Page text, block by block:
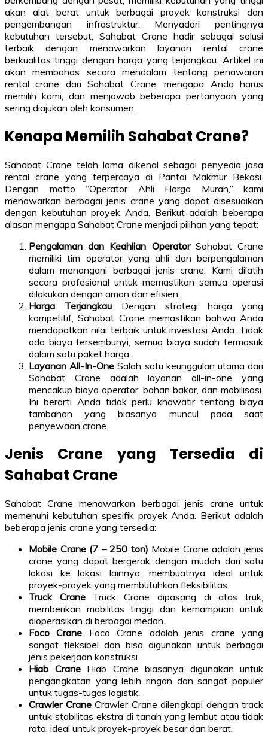
akan alat berat untuk berbagai proyek konstruksi dan
pengembangan infrastruktur. Menyadari pentingnya
kebutuhan tersebut, Sahabat Crane hadir sebagai solusi
terbaik dengan menawarkan layanan rental crane
berkualitas tinggi dengan harga yang terjangkau. Artikel ini
akan membahas secara mendalam tentang penawaran
rental crane dari Sahabat Crane, mengapa Anda harus
memilih kami, dan menjawab beberapa pertanyaan yang
sering diajukan oleh konsumen.
Kenapa Memilih Sahabat Crane?
Sahabat Crane telah lama dikenal sebagai penyedia jasa
rental crane yang terpercaya di Pantai Makmur Bekasi.
Dengan motto “Operator Ahli Harga Murah,” kami
menawarkan berbagai jenis crane yang dapat disesuaikan
dengan kebutuhan proyek Anda. Berikut adalah beberapa
alasan mengapa Sahabat Crane menjadi pilihan yang tepat:
Pengalaman dan Keahlian OperatorSahabat Crane
memiliki tim operator yang ahli dan berpengalaman
dalam menangani berbagai jenis crane. Kami dilatih
secara profesional untuk memastikan semua operasi
dilakukan dengan aman dan efisien.
Harga Terjangkau Dengan strategi harga yang
kompetitif, Sahabat Crane memastikan bahwa Anda
mendapatkan nilai terbaik untuk investasi Anda. Tidak
ada biaya tersembunyi, semua biaya sudah termasuk
dalam satu paket harga.
Layanan All-In-One Salah satu keunggulan utama dari
Sahabat Crane adalah layanan all-in-one yang
mencakup biaya operator, bahan bakar, dan mobilisasi.
Ini berarti Anda tidak perlu khawatir tentang biaya
tambahan yang biasanya muncul pada saat
penyewaan crane.
Jenis Crane yang Tersedia di
Sahabat Crane
Sahabat Crane menawarkan berbagai jenis crane untuk
memenuhi kebutuhan spesifik proyek Anda. Berikut adalah
beberapa jenis crane yang tersedia:
Mobile Crane (7 – 250 ton) Mobile Crane adalah jenis
crane yang dapat bergerak dengan mudah dari satu
lokasi ke lokasi lainnya, membuatnya ideal untuk
proyek-proyek yang membutuhkan fleksibilitas.
Truck CraneTruck Crane dipasang di atas truk,
memberikan mobilitas tinggi dan kemampuan untuk
dioperasikan di berbagai medan.
Foco Crane Foco Crane adalah jenis crane yang
sangat fleksibel dan bisa digunakan untuk berbagai
jenis pekerjaan konstruksi.
Hiab CraneHiab Crane biasanya digunakan untuk
pengangkatan yang lebih ringan dan sangat populer
untuk tugas-tugas logistik.
Crawler CraneCrawler Crane dilengkapi dengan track
untuk stabilitas ekstra di tanah yang lembut atau tidak
rata, ideal untuk proyek-proyek besar dan berat.